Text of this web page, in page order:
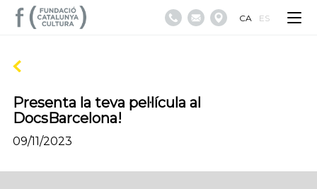
CA ES
Presenta la teva pel·lícula al
DocsBarcelona!
09/11/2023